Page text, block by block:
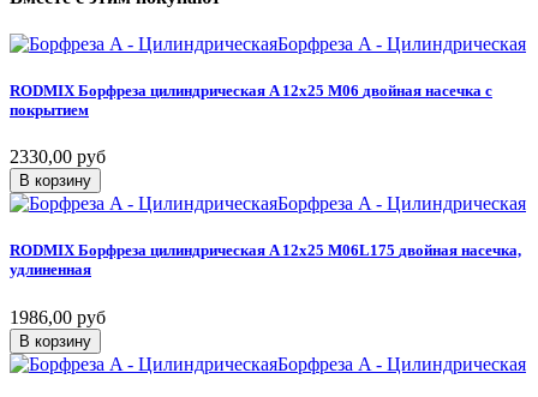
Борфреза A - Цилиндрическая
RODMIX Борфреза цилиндрическая A 12х25 M06 двойная насечка с
покрытием
2330,00 руб
В корзину
Борфреза A - Цилиндрическая
RODMIX Борфреза цилиндрическая A 12х25 M06L175 двойная насечка,
удлиненная
1986,00 руб
В корзину
Борфреза A - Цилиндрическая